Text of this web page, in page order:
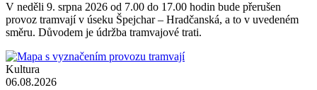
V neděli 9. srpna 2026 od 7.00 do 17.00 hodin bude přerušen
provoz tramvají v úseku Špejchar – Hradčanská, a to v uvedeném
směru. Důvodem je údržba tramvajové trati.
Kultura
06.08.2026